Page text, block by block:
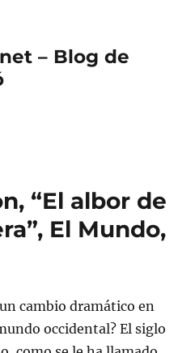
– Blog de
“El albor de
El Mundo,
cambio dramático en
occidental? El siglo